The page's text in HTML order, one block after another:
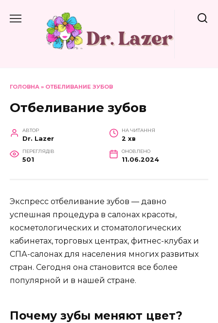
до
ГОЛОВНА » ОТБЕЛИВАНИЕ ЗУБОВ
Отбеливание зубов
АВТОР
Dr. Lazer
НА ЧИТАННЯ
2 хв
ПЕРЕГЛЯДІВ
501
ОНОВЛЕНО
11.06.2024
Экспресс отбеливание зубов — давно
успешная процедура в салонах красоты,
косметологических и стоматологических
кабинетах, торговых центрах, фитнес-клубах и
СПА-салонах для населения многих развитых
стран. Сегодня она становится все более
популярной и в нашей стране.
Почему зубы меняют цвет?